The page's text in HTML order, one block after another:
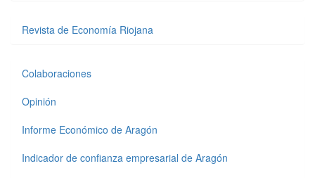
Revista de Economía Riojana
Colaboraciones
Opinión
Informe Económico de Aragón
Indicador de confianza empresarial de Aragón